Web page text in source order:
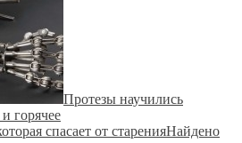
Протезы научились
горячее
Найдено